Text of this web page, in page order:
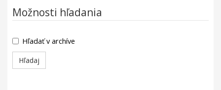
Možnosti hľadania
Hľadať v archíve